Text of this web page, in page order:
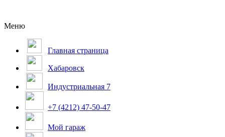
Меню
Главная страница
Хабаровск
Индустриальная 7
+7 (4212) 47-50-47
Мой гараж